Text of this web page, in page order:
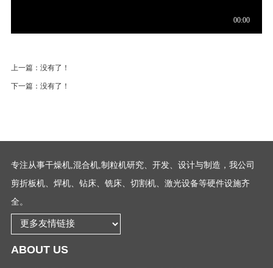
上一篇：没有了！
下一篇：没有了！
专注从事干燥机,混合机,制粒机研究、开发、设计与制造，我公司
剪折板机、焊机、钻床、铣床、切割机、激光设备等硬件设施齐
全。
ABOUT US